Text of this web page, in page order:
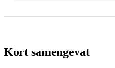
Kort samengevat